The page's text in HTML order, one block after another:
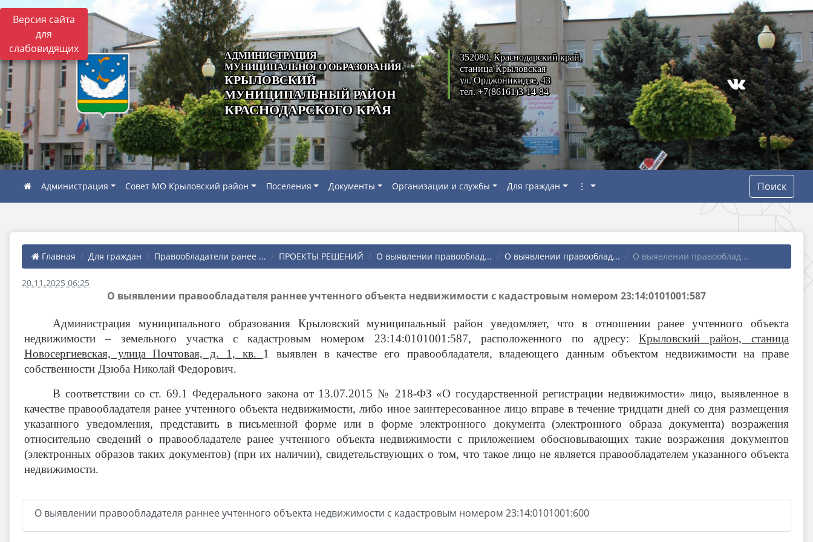
Версия сайта
для
слабовидящих
АДМИНИСТРАЦИЯ
МУНИЦИПАЛЬНОГО ОБРАЗОВАНИЯ
КРЫЛОВСКИЙ
МУНИЦИПАЛЬНЫЙ РАЙОН
КРАСНОДАРСКОГО КРАЯ
352080, Краснодарский край,
станица Крыловская
ул. Орджоникидзе, 43
тел. +7(86161)3-14-84
Администрация Совет МО Крыловский район Поселения Документы Организации и службы Для граждан ⋮ Поиск
Главная Для граждан Правообладатели ранее ... ПРОЕКТЫ РЕШЕНИЙ О выявлении правооблад... О выявлении правооблад... О выявлении правооблад...
20.11.2025 06:25
О выявлении правообладателя раннее учтенного объекта недвижимости с кадастровым номером 23:14:0101001:587
Администрация муниципального образования Крыловский муниципальный район уведомляет, что в отношении ранее учтенного объекта
недвижимости – земельного участка с кадастровым номером 23:14:0101001:587, расположенного по адресу: Крыловский район, станица
Новосергиевская, улица Почтовая, д. 1, кв. 1 выявлен в качестве его правообладателя, владеющего данным объектом недвижимости на праве
собственности Дзюба Николай Федорович.
В соответствии со ст. 69.1 Федерального закона от 13.07.2015 № 218-ФЗ «О государственной регистрации недвижимости» лицо, выявленное в
качестве правообладателя ранее учтенного объекта недвижимости, либо иное заинтересованное лицо вправе в течение тридцати дней со дня размещения
указанного уведомления, представить в письменной форме или в форме электронного документа (электронного образа документа) возражения
относительно сведений о правообладателе ранее учтенного объекта недвижимости с приложением обосновывающих такие возражения документов
(электронных образов таких документов) (при их наличии), свидетельствующих о том, что такое лицо не является правообладателем указанного объекта
недвижимости.
О выявлении правообладателя раннее учтенного объекта недвижимости с кадастровым номером 23:14:0101001:600